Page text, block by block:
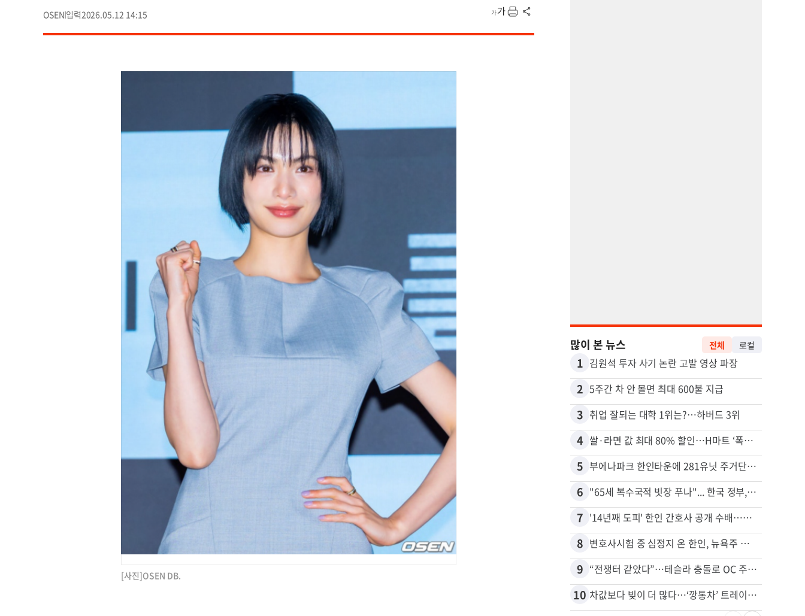
OSEN 2026.05.12 14:15
[사진]OSEN DB.
많이 본 뉴스 전체 로컬
1 김원석 투자 사기 논란 고발 영상 파장
2 5주간 차 안 몰면 최대 600불 지급
3 취업 잘되는 대학 1위는?…하버드 3위
4 쌀·라면 값 최대 80% 할인…H마트 ‘폭탄 세일’
5 부에나파크 한인타운에 281유닛 주거단지 들어선다
6 "65세 복수국적 빗장 푸나"... 한국 정부, 연령 완화 전면 추진
7 '14년째 도피' 한인 간호사 공개 수배…메디케어 사기 유죄
8 변호사시험 중 심정지 온 한인, 뉴욕주 제소
9 “전쟁터 같았다”…테슬라 충돌로 OC 주택 4채 파손
10 차값보다 빚이 더 많다…‘깡통차’ 트레이드인 급증